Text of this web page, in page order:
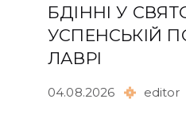
БДІННІ У
УСПЕНСЬКІЙ
ЛАВРІ
04.08.2026 editor